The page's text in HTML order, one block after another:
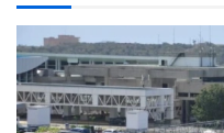
4